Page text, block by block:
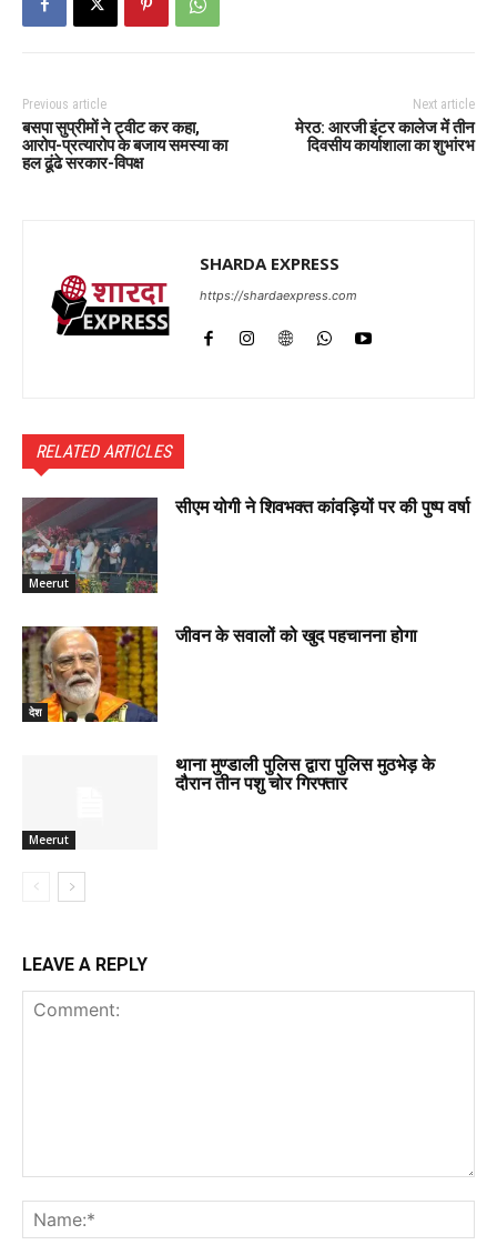
Previous article
बसपा सुप्रीमों ने ट्वीट कर कहा,
आरोप-प्रत्यारोप के बजाय समस्या का
हल ढूंढे सरकार-विपक्ष
Next article
मेरठ: आरजी इंटर कालेज में तीन
दिवसीय कार्याशाला का शुभांरभ
SHARDA EXPRESS
https://shardaexpress.com
RELATED ARTICLES
Meerut
सीएम योगी ने शिवभक्त कांवड़ियों पर की पुष्प वर्षा
देश
जीवन के सवालों को खुद पहचानना होगा
Meerut
थाना मुण्डाली पुलिस द्वारा पुलिस मुठभेड़ के
दौरान तीन पशु चोर गिरफ्तार
LEAVE A REPLY